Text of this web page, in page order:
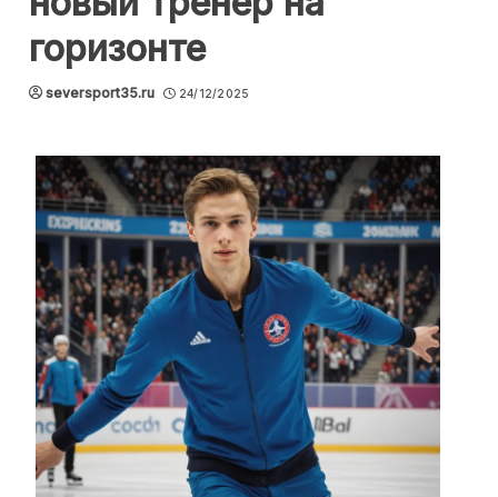
горизонте
seversport35.ru 24/12/2025